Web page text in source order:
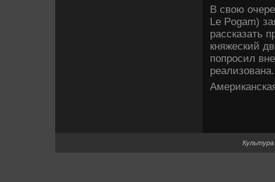
В свою
Le Pogam)
рассказать
княжеский
попросил
реализована.
Культура